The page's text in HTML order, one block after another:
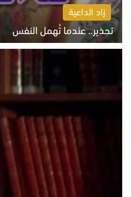
زاد الداعية
تحذير.. عندما تُهمل النفس
الاثنين 10 أغسطس 2026 11:11 ص